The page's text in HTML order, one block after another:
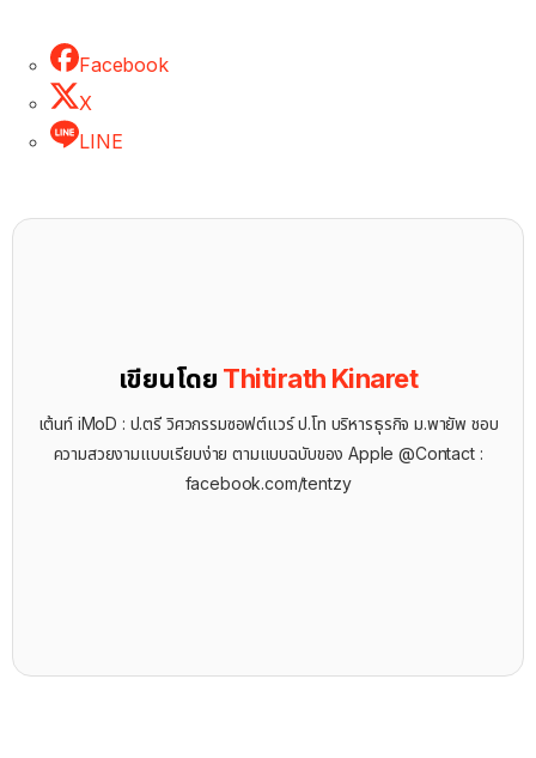
Facebook
X
LINE
เขียนโดย Thitirath Kinaret
เต้นท์ iMoD : ป.ตรี วิศวกรรมซอฟต์แวร์ ป.โท บริหารธุรกิจ ม.พายัพ ชอบ
ความสวยงามแบบเรียบง่าย ตามแบบฉบับของ Apple @Contact :
facebook.com/tentzy